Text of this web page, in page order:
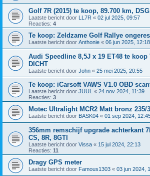
Golf 7R (2015) te koop, 89.700 km,
Laatste bericht door LL7R « 02 jul 2025, 09:57
Reacties: 4
Te koop: Zeldzame Golf Rallye
Laatste bericht door Anthonie « 06 jun 2025, 12:18
Audi Speedline 8,5J x 19 ET48 te koop
DICHT
Laatste bericht door John « 25 mei 2025, 20:55
Te koop: iCarsoft VAWS V1.0 OBD
Laatste bericht door JUUL « 24 nov 2024, 11:39
Reacties: 3
Motec Ultralight MCR2 Matt bronz 235/
Laatste bericht door BASK04 « 01 sep 2024,
356mm remschijf upgrade achterkant
CS, 8R, 8GTI
Laatste bericht door Vissa « 15 jul 2024, 22:13
Reacties: 11
Dragy GPS meter
Laatste bericht door Famous1303 « 03 jun 2024,